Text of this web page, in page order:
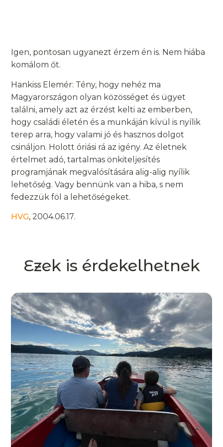
Igen, pontosan ugyanezt érzem én is. Nem hiába
komálom őt.
Hankiss Elemér: Tény, hogy nehéz ma
Magyarországon olyan közösséget és ügyet
találni, amely azt az érzést kelti az emberben,
hogy családi életén és a munkáján kívül is nyílik
terep arra, hogy valami jó és hasznos dolgot
csináljon. Holott óriási rá az igény. Az életnek
értelmet adó, tartalmas önkiteljesítés
programjának megvalósítására alig-alig nyílik
lehetőség. Vagy bennünk van a hiba, s nem
fedezzük föl a lehetőségeket.
HVG, 2004.06.17.
Ezek is érdekelhetnek